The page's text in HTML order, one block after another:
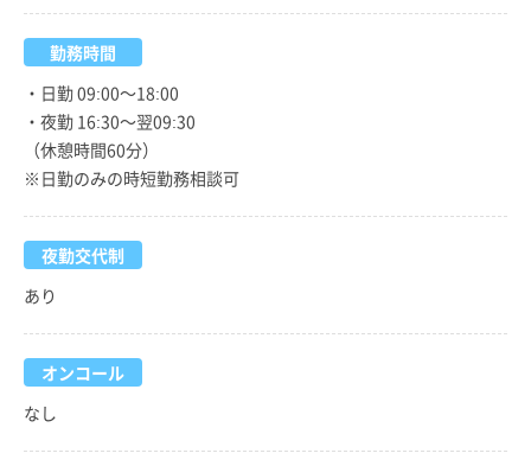
勤務時間
・日勤 09:00～18:00
・夜勤 16:30～翌09:30
（休憩時間60分）
※日勤のみの時短勤務相談可
夜勤交代制
あり
オンコール
なし